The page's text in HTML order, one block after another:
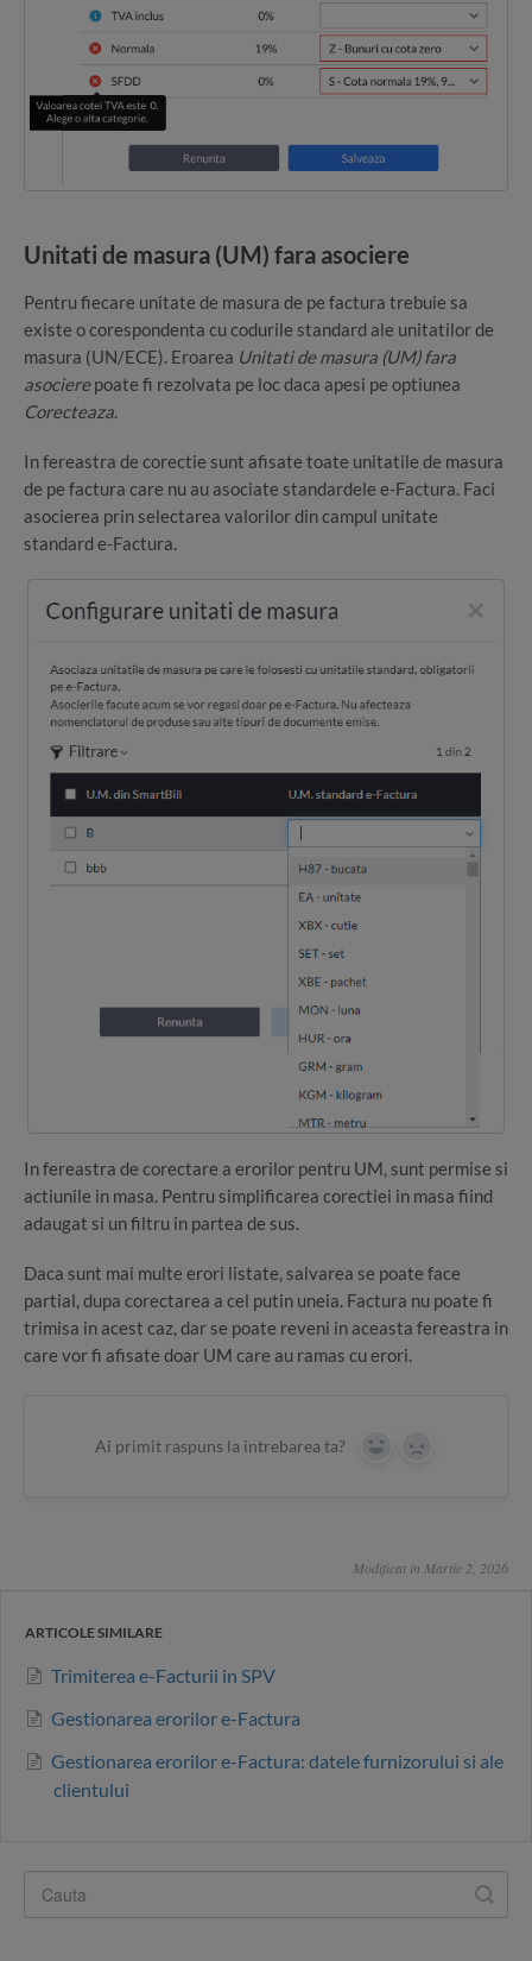
Unitati de masura (UM) fara asociere
Pentru fiecare unitate de masura de pe factura trebuie sa
existe o corespondenta cu codurile standard ale unitatilor de
masura (UN/ECE). Eroarea Unitati de masura (UM) fara
asocierepoate fi rezolvata pe loc daca apesi pe optiunea
Corecteaza.
In fereastra de corectie sunt afisate toate unitatile de masura
de pe factura care nu au asociate standardele e-Factura. Faci
asocierea prin selectarea valorilor din campul unitate
standard e-Factura.
In fereastra de corectare a erorilor pentru UM, sunt permise si
actiunile in masa. Pentru simplificarea corectiei in masa fiind
adaugat si un filtru in partea de sus.
Daca sunt mai multe erori listate, salvarea se poate face
partial, dupa corectarea a cel putin uneia. Factura nu poate fi
trimisa in acest caz, dar se poate reveni in aceasta fereastra in
care vor fi afisate doar UM care au ramas cu erori.
Ai primit raspuns la intrebarea ta? Yes No
Modificat in Martie 2, 2026
ARTICOLE SIMILARE
Trimiterea e-Facturii in SPV
Gestionarea erorilor e-Factura
Gestionarea erorilor e-Factura: datele furnizorului si ale
clientului